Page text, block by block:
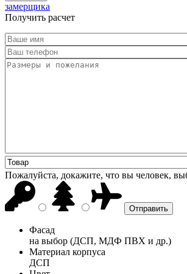
замерщика
Получить расчет
Пожалуйста, докажите, что вы человек,
Фасад
на выбор (ДСП, МДФ ПВХ и др.)
Материал корпуса
ДСП